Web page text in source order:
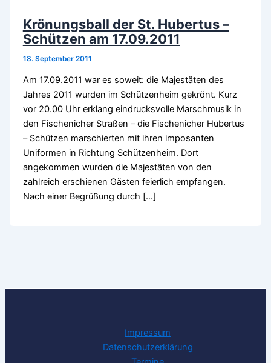
Krönungsball der St. Hubertus –
Schützen am 17.09.2011
18. September 2011
Am 17.09.2011 war es soweit: die Majestäten des
Jahres 2011 wurden im Schützenheim gekrönt. Kurz
vor 20.00 Uhr erklang eindrucksvolle Marschmusik in
den Fischenicher Straßen – die Fischenicher Hubertus
– Schützen marschierten mit ihren imposanten
Uniformen in Richtung Schützenheim. Dort
angekommen wurden die Majestäten von den
zahlreich erschienen Gästen feierlich empfangen.
Nach einer Begrüßung durch […]
Impressum
Datenschutzerklärung